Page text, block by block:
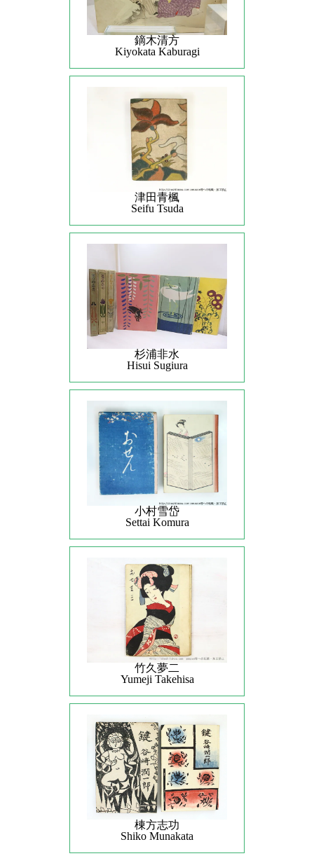
鏑木清方
Kiyokata Kaburagi
津田青楓
Seifu Tsuda
杉浦非水
Hisui Sugiura
小村雪岱
Settai Komura
竹久夢二
Yumeji Takehisa
棟方志功
Shiko Munakata